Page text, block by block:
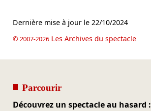
Dernière mise à jour le 22/10/2024
© 2007-2026Les Archives du spectacle
Parcourir
Découvrez un spectacle au hasard :